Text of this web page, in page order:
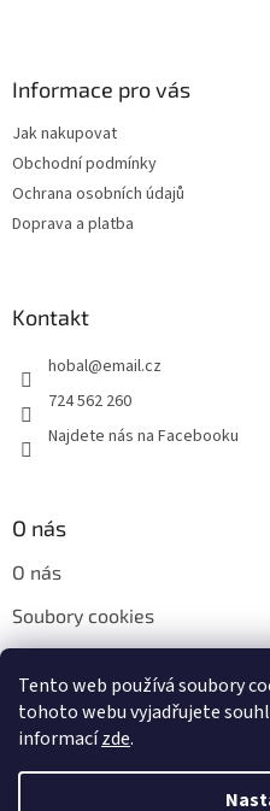
Tento web používá soubory
tohoto webu vyjadřujete
informacízde.
Informace pro vás
Jak nakupovat
Obchodní podmínky
Ochrana osobních údajů
Doprava a platba
Kontakt
hobal@email.cz
724 562 260
Najdete nás na Facebooku
O nás
O nás
Soubory cookies
Kontakty